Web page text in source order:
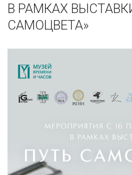
Статьи
Книги
В РАМКАХ
САМОЦВЕТА»